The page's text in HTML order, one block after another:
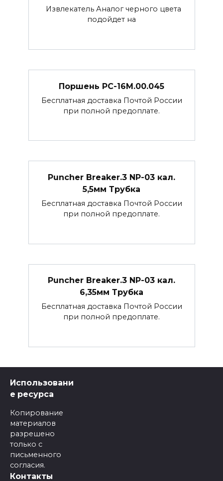
Извлекатель Аналог черного цвета
подойдет на
Поршень РС-16М.00.045
Бесплатная доставка Почтой России
при полной предоплате.
Puncher Breaker.3 NP-03 кал.
5,5мм Трубка
Бесплатная доставка Почтой России
при полной предоплате.
Puncher Breaker.3 NP-03 кал.
6,35мм Трубка
Бесплатная доставка Почтой России
при полной предоплате.
Использовани
е ресурса
Копирование
материалов
разрешено
только с
письменного
согласия.
Контакты